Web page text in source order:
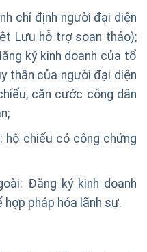
chỉ định người đại diện
Lưu hỗ trợ soạn thảo);
ký kinh doanh của tổ
thân của người đại diện
căn cước công dân
hộ chiếu có công chứng
Đăng ký kinh doanh
pháp hóa lãnh sự.